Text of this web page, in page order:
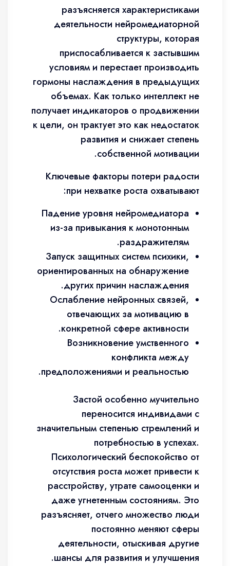
разъясняется характеристиками
деятельности нейромедиаторной
структуры, которая
приспосабливается к застывшим
условиям и перестает производить
гормоны наслаждения в предыдущих
объемах. Как только интеллект не
получает индикаторов о продвижении
к цели, он трактует это как недостаток
развития и снижает степень
собственной мотивации.
Ключевые факторы потери радости
при нехватке роста охватывают:
Падение уровня нейромедиатора
из-за привыкания к монотонным
раздражителям.
Запуск защитных систем психики,
ориентированных на обнаружение
других причин наслаждения.
Ослабление нейронных связей,
отвечающих за мотивацию в
конкретной сфере активности.
Возникновение умственного
конфликта между
предположениями и реальностью.
Застой особенно мучительно
переносится индивидами с
значительным степенью стремлений и
потребностью в успехах.
Психологический беспокойство от
отсутствия роста может привести к
расстройству, утрате самооценки и
даже угнетенным состояниям. Это
разъясняет, отчего множество люди
постоянно меняют сферы
деятельности, отыскивая другие
шансы для развития и улучшения.